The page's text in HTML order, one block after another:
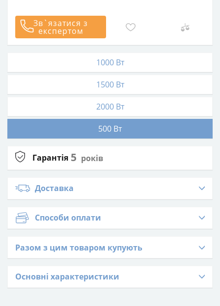
Основні характеристики
Зв`язатися з
експертом
1000 Вт
1500 Вт
2000 Вт
500 Вт
Гарантія 5 років
Доставка
Способи оплати
Разом з цим товаром купують